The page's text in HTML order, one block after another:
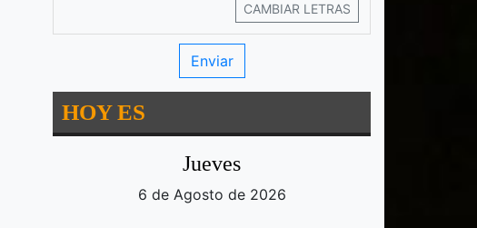
CAMBIAR LETRAS
HOY ES
Jueves
6 de Agosto de 2026